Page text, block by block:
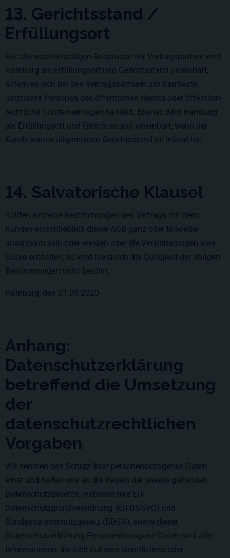
13. Gerichtsstand /
Erfüllungsort
Für alle wechselseitigen Ansprüche der Vertragspartner wird
Hamburg als Erfüllungsort und Gerichtsstand vereinbart,
sofern es sich bei den Vertragspartnern um Kaufleute,
juristische Personen des öffentlichen Rechts oder öffentlich-
rechtliche Sondervermögen handelt. Ebenso wird Hamburg
als Erfüllungsort und Gerichtsstand vereinbart, wenn der
Kunde keinen allgemeinen Gerichtsstand im Inland hat.
14. Salvatorische Klausel
Sollten einzelne Bestimmungen des Vertrags mit dem
Kunden einschließlich dieser AGB ganz oder teilweise
unwirksam sein oder werden oder die Vereinbarungen eine
Lücke enthalten, so wird hierdurch die Gültigkeit der übrigen
Bestimmungen nicht berührt.
Hamburg, den 01.09.2020
Anhang:
Datenschutzerklärung
betreffend die Umsetzung
der
datenschutzrechtlichen
Vorgaben
Wir nehmen den Schutz Ihrer personenbezogenen Daten
ernst und halten uns an die Regeln der jeweils geltenden
Datenschutzgesetze, insbesondere EU-
Datenschutzgrundverordnung (EU-DSGVO) und
Bundesdatenschutzgesetz (BDSG), sowie dieser
Datenschutzerklärung.Personenbezogene Daten sind alle
Informationen, die sich auf eine identifizierte oder